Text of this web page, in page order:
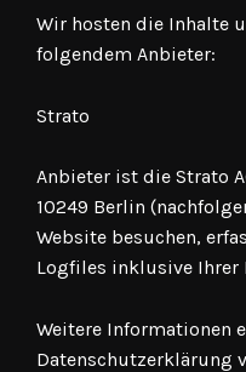
Wir hosten die Inhalte
folgendem Anbieter:
Strato
Anbieter ist die Strato
10249 Berlin
Website besuchen,
Logfiles inklusive Ihrer
Weitere Informationen
Datenschutzerklärung